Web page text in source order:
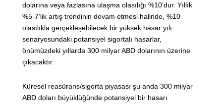
dolarına veya fazlasına ulaşma olasılığı %10’dur. Yıllık
%5-7’lik artış trendinin devam etmesi halinde, %10
olasılıkla gerçekleşebilecek bir yüksek hasar yılı
senaryosundaki potansiyel sigortalı hasarlar,
önümüzdeki yıllarda 300 milyar ABD dolarının üzerine
çıkacaktır.
Küresel reasürans/sigorta piyasası şu anda 300 milyar
ABD doları büyüklüğünde potansiyel bir hasarı